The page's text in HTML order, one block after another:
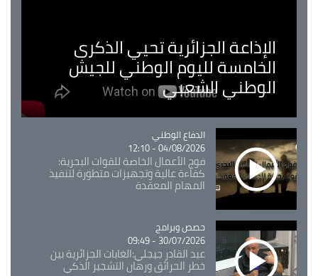
الإذاعة الجزائرية تحيي الذكرى
الخامسة لليوم الوطني للجيش
الوطني الشعبي
Catégorie
الدفاع الوطني
04/08/2026 - 12:10
فوج الأعمال الخاصة للقوات البحرية:
كفاءة عالية وتجهيزات متطورة لتنفيذ
المهام المعقدة
Catégorie
حصص وبرامج
30/07/2026 - 09:49
عبد القادر جيجلي:الغابات الجزائرية بين
خطر الحرائق ورهان التشجير الذكي